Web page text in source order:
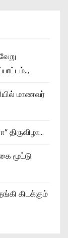
மாணவர்
திருவிழா…
மூட்டு
கிடக்கும்